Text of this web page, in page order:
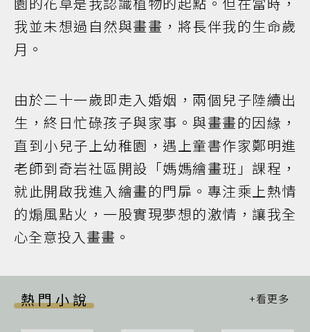
我並未想過自然與畫畫，將長伴我的生命歲
月。
由於二十一歲即走入婚姻，兩個兒子陸續出
生，終日忙碌孩子與家事。與畫畫的因緣，
直到小兒子上幼稚園，遇上童書作家鄭明進
老師到奇岩社區開設「媽媽繪畫班」課程，
就此開啟我進入繪畫的門扉。專注乘上熱情
的煽風點火，一股實現夢想的激情，讓我全
心全意投入畫畫。
熱門小說